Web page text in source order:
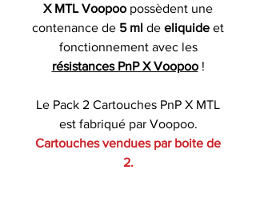
X MTL Voopoo possèdent une
contenance de 5 ml de eliquide et
fonctionnement avec les
résistances PnP X Voopoo!
Le Pack 2 Cartouches PnP X MTL
est fabriqué par Voopoo.
Cartouches vendues par boite de
2.